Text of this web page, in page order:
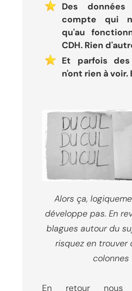
Des
compte qui
qu'au
CDH. Rien
Et parfois
n'ont rien à voir.
Alors ça,
développe pas. En
blagues autour du
risquez en trouver
colonnes
En retour